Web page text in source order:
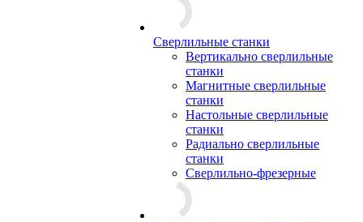
Сверлильные станки
Вертикально сверлильные
станки
Магнитные сверлильные
станки
Настольные сверлильные
станки
Радиально сверлильные
станки
Сверлильно-фрезерные